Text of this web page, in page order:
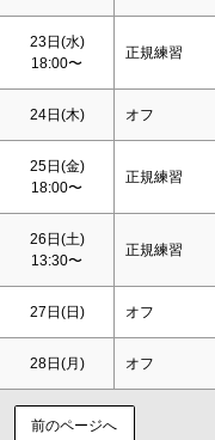
23日(水)
18:00〜
正規練習
24日(木) オフ
25日(金)
18:00〜
正規練習
26日(土)
13:30〜
正規練習
27日(日) オフ
28日(月) オフ
前のページへ